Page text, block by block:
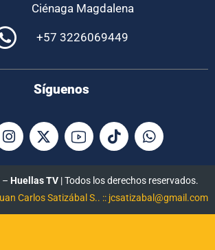
Ciénaga Magdalena
+57 3226069449
Síguenos
– Huellas TV| Todos los derechos reservados.
Carlos Satizábal S.. :: jcsatizabal@gmail.com